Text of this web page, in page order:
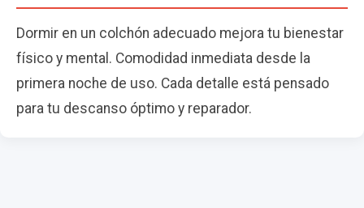
Dormir en un colchón adecuado mejora tu bienestar
físico y mental. Comodidad inmediata desde la
primera noche de uso. Cada detalle está pensado
para tu descanso óptimo y reparador.